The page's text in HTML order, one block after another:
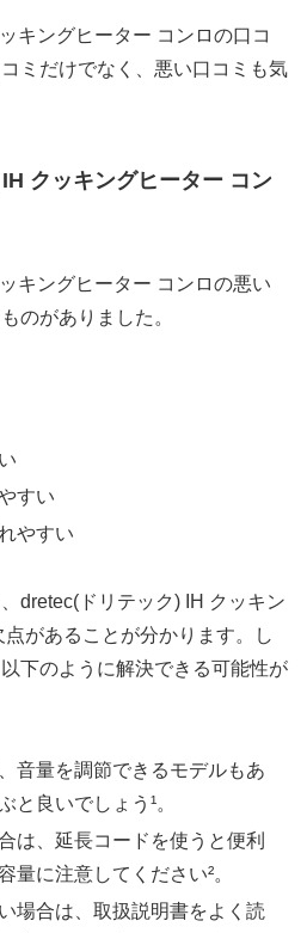
キングヒーター コンロの口コ
ミだけでなく、悪い口コミも気
クッキングヒーター コン
キングヒーター コンロの悪い
のがありました。
すい
やすい
dretec(ドリテック) IH クッキン
があることが分かります。し
下のように解決できる可能性が
音量を調節できるモデルもあ
と良いでしょう¹。
は、延長コードを使うと便利
量に注意してください²。
場合は、取扱説明書をよく読